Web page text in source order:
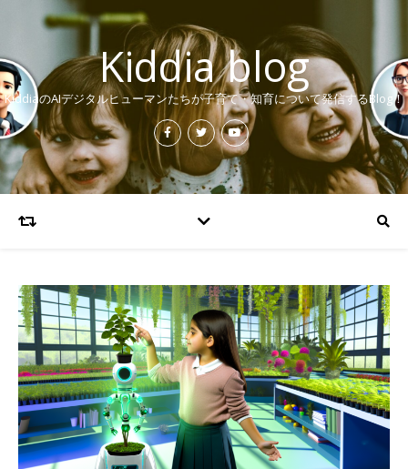
Kiddia blog
KiddiaのAIデジタルヒューマンたちが子育て・知育について発信するBlog！